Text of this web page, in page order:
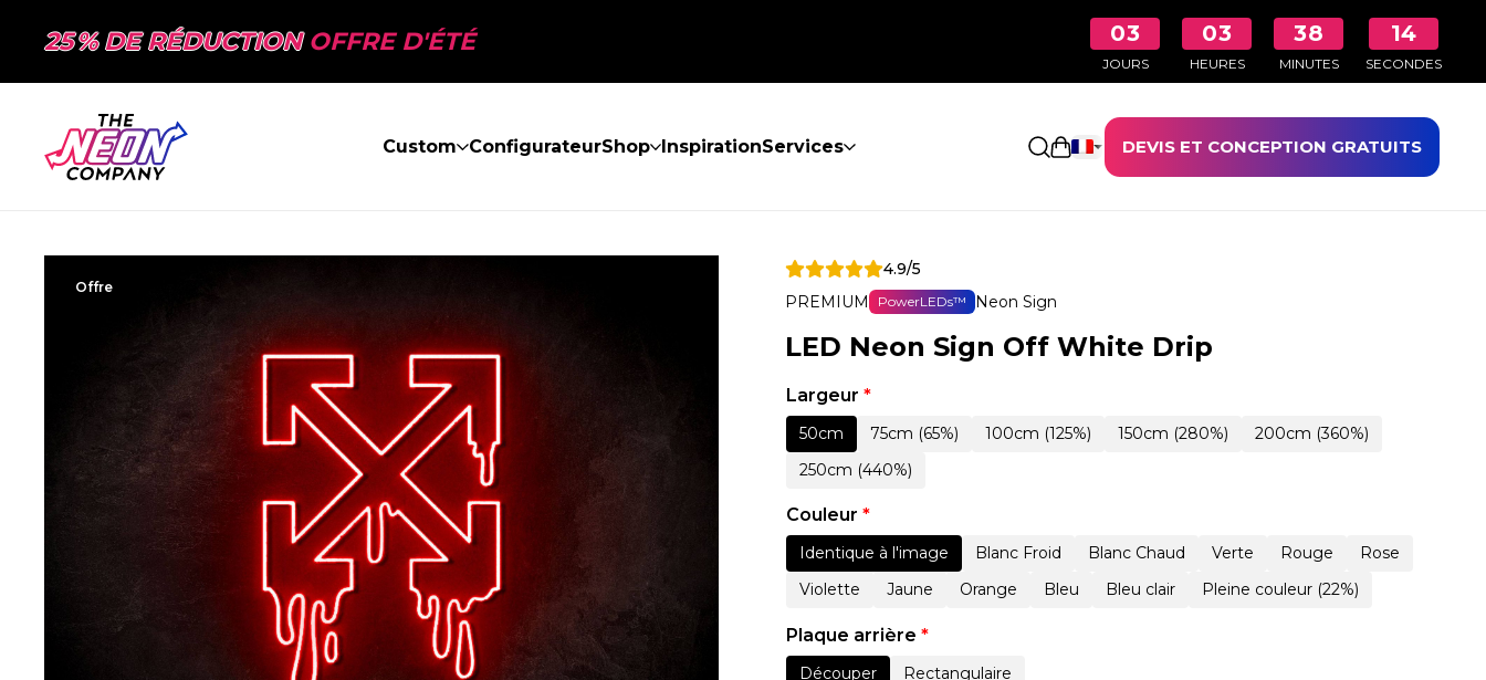
25 % DE RÉDUCTIONOFFRE D'ÉTÉ 03
JOURS
03
HEURES
38
MINUTES
13
SECONDES
Custom ConfigurateurShop InspirationServices Ouvrir le panierDEVIS ET CONCEPTION GRATUITS
Offre
4.9/5
PREMIUM
PowerLEDs™ Neon Sign
LED Neon Sign Off White Drip
Largeur *
50cm 75cm (65%) 100cm (125%) 150cm (280%)
200cm (360%)
250cm (440%)
Couleur *
Identique à l'image Blanc Froid Blanc Chaud Verte Rouge
Rose
Violette
Jaune Orange Bleu Bleu clair Pleine couleur (22%)
Plaque arrière *
Découper Rectangulaire